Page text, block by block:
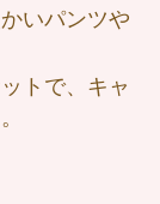
いパンツや
トで、キャ